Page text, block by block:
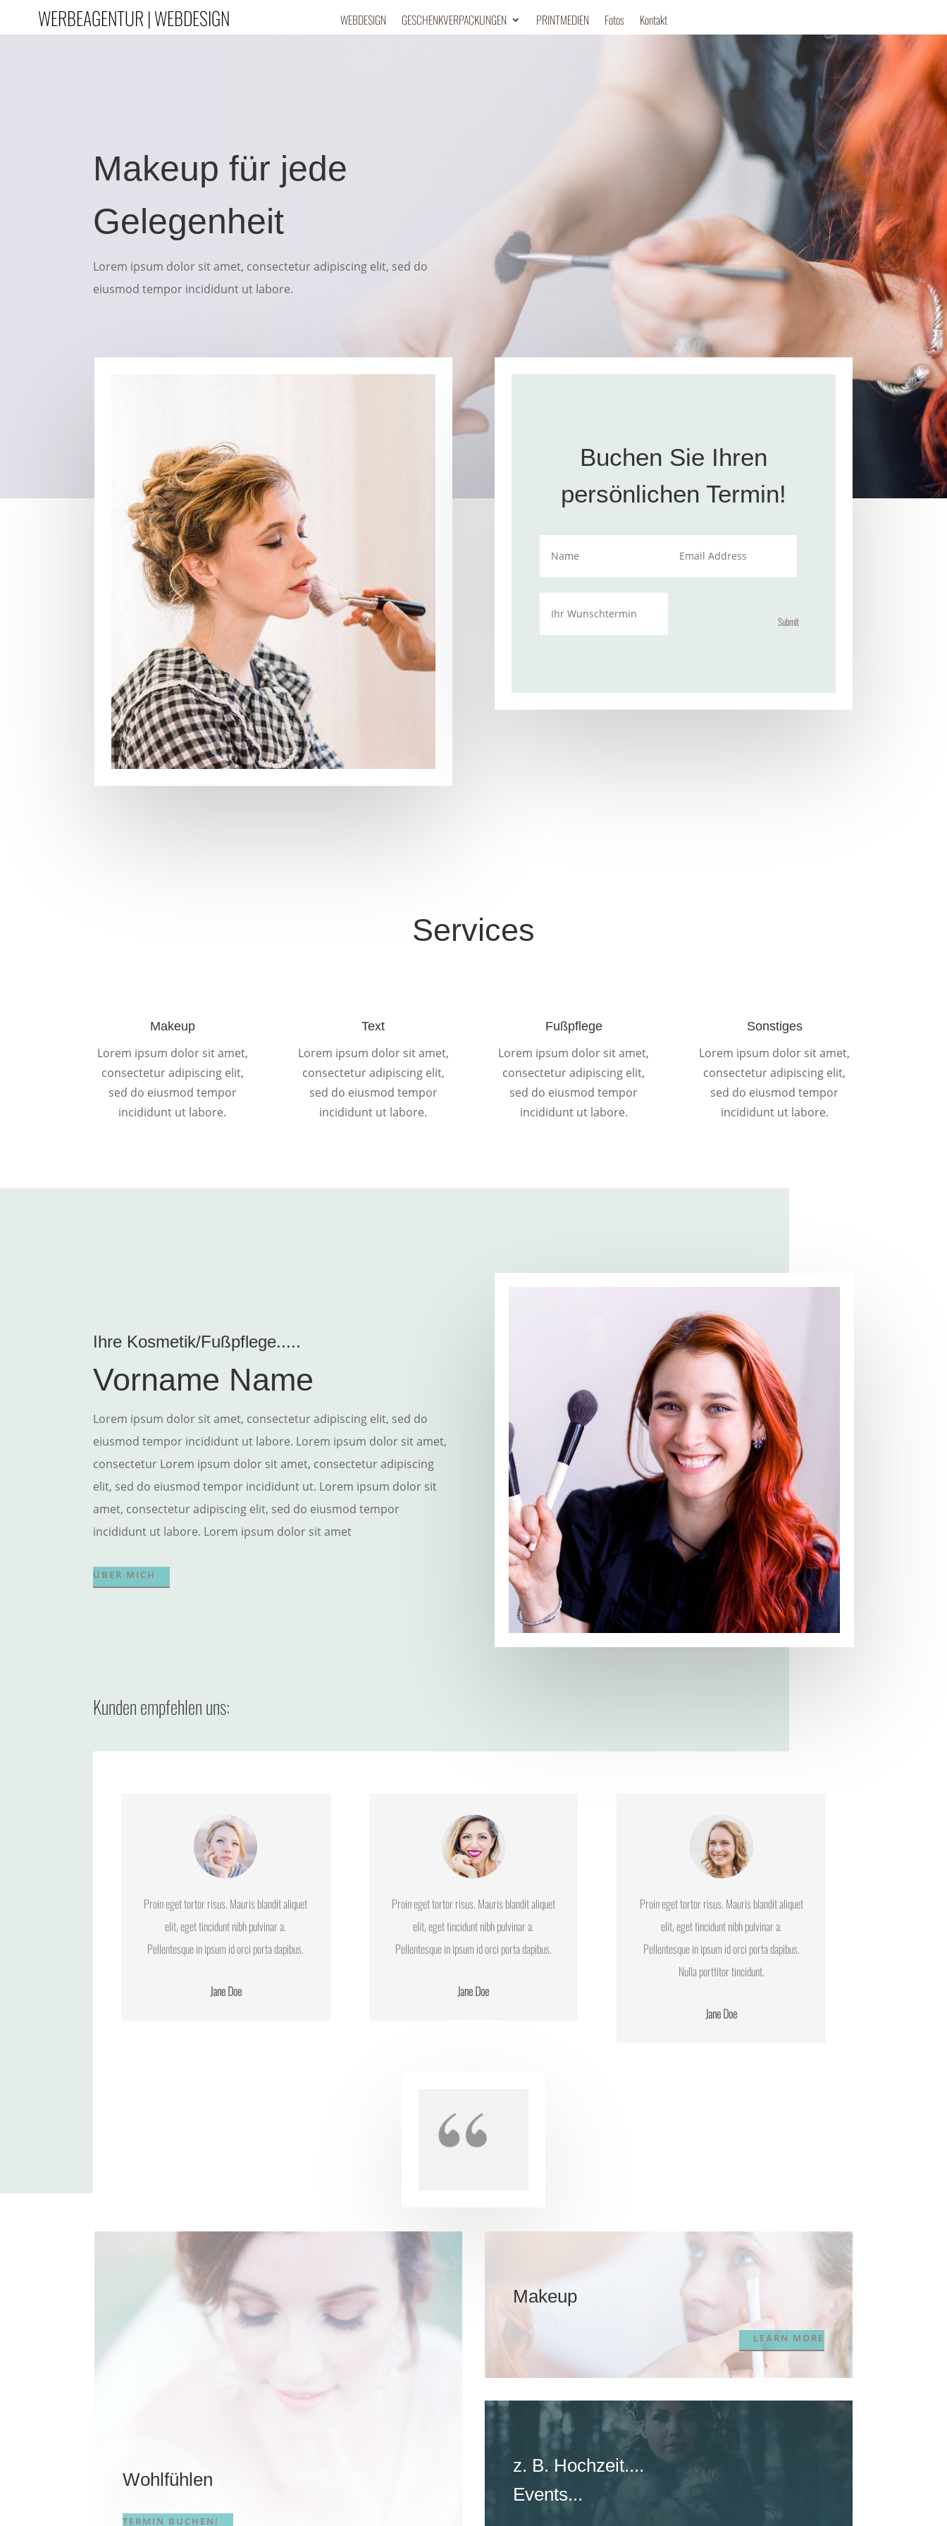
WERBEAGENTUR | WEBDESIGN WEBDESIGN GESCHENKVERPACKUNGEN PRINTMEDIEN Fotos Kontakt
Makeup für jede
Gelegenheit
Lorem ipsum dolor sit amet, consectetur adipiscing elit, sed do
eiusmod tempor incididunt ut labore.
Buchen Sie Ihren
persönlichen Termin!
Submit
Services
Makeup
Lorem ipsum dolor sit amet,
consectetur adipiscing elit,
sed do eiusmod tempor
incididunt ut labore.
Text
Lorem ipsum dolor sit amet,
consectetur adipiscing elit,
sed do eiusmod tempor
incididunt ut labore.
Fußpflege
Lorem ipsum dolor sit amet,
consectetur adipiscing elit,
sed do eiusmod tempor
incididunt ut labore.
Sonstiges
Lorem ipsum dolor sit amet,
consectetur adipiscing elit,
sed do eiusmod tempor
incididunt ut labore.
Ihre Kosmetik/Fußpflege.....
Vorname Name
Lorem ipsum dolor sit amet, consectetur adipiscing elit, sed do
eiusmod tempor incididunt ut labore. Lorem ipsum dolor sit amet,
consectetur Lorem ipsum dolor sit amet, consectetur adipiscing
elit, sed do eiusmod tempor incididunt ut. Lorem ipsum dolor sit
amet, consectetur adipiscing elit, sed do eiusmod tempor
incididunt ut labore. Lorem ipsum dolor sit amet
ÜBER MICH
Kunden empfehlen uns:
Proin eget tortor risus. Mauris blandit aliquet
elit, eget tincidunt nibh pulvinar a.
Pellentesque in ipsum id orci porta dapibus.
Jane Doe
Proin eget tortor risus. Mauris blandit aliquet
elit, eget tincidunt nibh pulvinar a.
Pellentesque in ipsum id orci porta dapibus.
Jane Doe
Proin eget tortor risus. Mauris blandit aliquet
elit, eget tincidunt nibh pulvinar a.
Pellentesque in ipsum id orci porta dapibus.
Nulla porttitor tincidunt.
Jane Doe
Wohlfühlen
TERMIN BUCHEN!
Makeup
LEARN MORE
z. B. Hochzeit....
Events...